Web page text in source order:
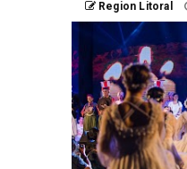
Region Litoral